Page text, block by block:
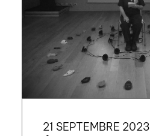
21 SEPTEMBRE 2023